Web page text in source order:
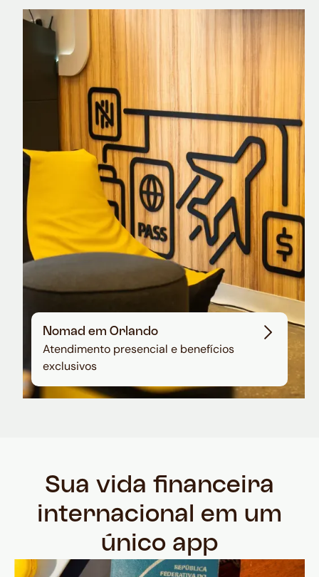
Nomad Explorer
Cartão de crédito brasileiro com cashback
em dólar
Nomad em Orlando
Atendimento presencial e benefícios
exclusivos
Sua vida financeira
internacional em um
único app